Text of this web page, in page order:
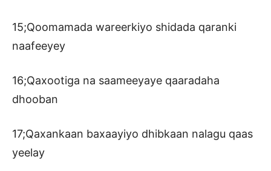
15;Qoomamada wareerkiyo shidada qaranki
naafeeyey
16;Qaxootiga na saameeyaye qaaradaha
dhooban
17;Qaxankaan baxaayiyo dhibkaan nalagu qaas
yeelay